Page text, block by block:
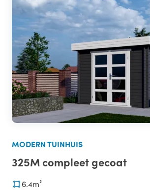
MODERN TUINHUIS
325M compleet gecoat
6.4m²